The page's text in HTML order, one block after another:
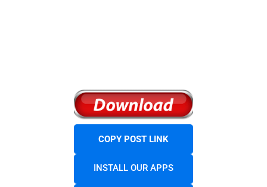
COPY POST LINK
INSTALL OUR APPS